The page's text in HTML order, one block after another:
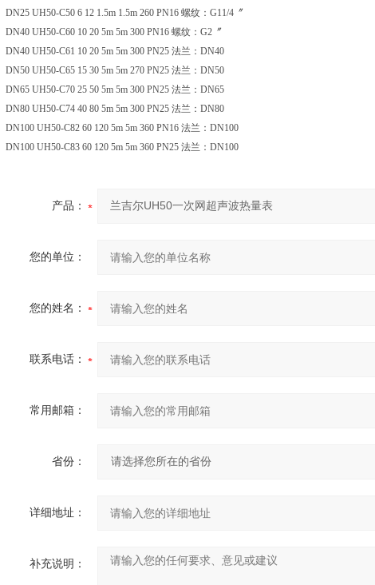
DN25 UH50-C50 6 12 1.5m 1.5m 260 PN16 螺纹：G11/4〞
DN40 UH50-C60 10 20 5m 5m 300 PN16 螺纹：G2〞
DN40 UH50-C61 10 20 5m 5m 300 PN25 法兰：DN40
DN50 UH50-C65 15 30 5m 5m 270 PN25 法兰：DN50
DN65 UH50-C70 25 50 5m 5m 300 PN25 法兰：DN65
DN80 UH50-C74 40 80 5m 5m 300 PN25 法兰：DN80
DN100 UH50-C82 60 120 5m 5m 360 PN16 法兰：DN100
DN100 UH50-C83 60 120 5m 5m 360 PN25 法兰：DN100
产品：
您的单位：
您的姓名：
联系电话：
常用邮箱：
省份：
详细地址：
补充说明：